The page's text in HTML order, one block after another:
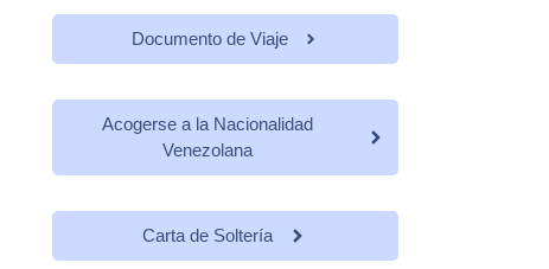
Documento de Viaje
Acogerse a la Nacionalidad
Venezolana
Carta de Soltería